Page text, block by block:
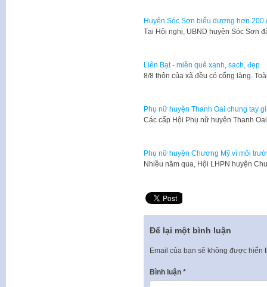
Huyện Sóc Sơn biểu dương hơn 200
Tại Hội nghị, UBND huyện Sóc Sơn
Liên Bạt - miền quê xanh, sạch, đẹp
8/8 thôn của xã đều có cổng làng.
Phụ nữ huyện Thanh Oai chung tay
Các cấp Hội Phụ nữ huyện Thanh
Phụ nữ huyện Chương Mỹ vì môi
Nhiều năm qua, Hội LHPN huyện
Để lại một bình luận
Email của bạn sẽ không được hiển
Bình luận *